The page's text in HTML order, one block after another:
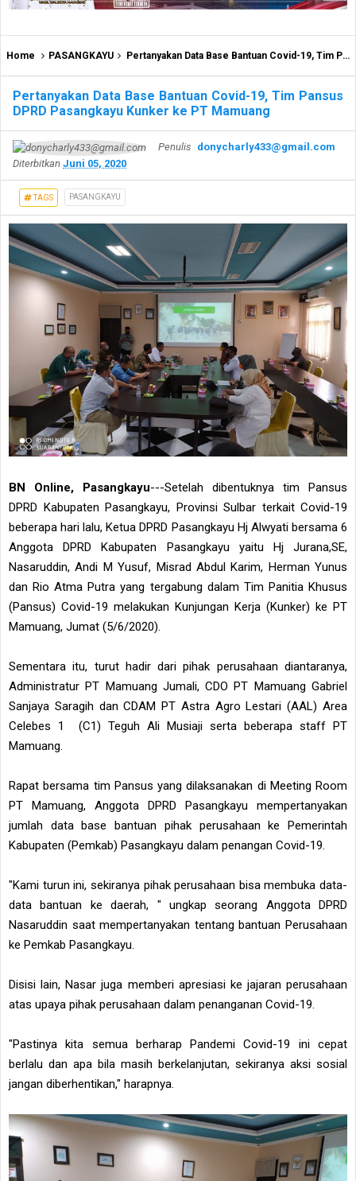
Home PASANGKAYU Pertanyakan Data Base Bantuan Covid-19, Tim Pansus DPRD Pasangkayu Kunker ke PT Mamuang
Pertanyakan Data Base Bantuan Covid-19, Tim Pansus
DPRD Pasangkayu Kunker ke PT Mamuang
Penulis donycharly433@gmail.com
Diterbitkan Juni 05, 2020
TAGS PASANGKAYU
BN Online, Pasangkayu---Setelah dibentuknya tim Pansus
DPRD Kabupaten Pasangkayu, Provinsi Sulbar terkait Covid-19
beberapa hari lalu, Ketua DPRD Pasangkayu Hj Alwyati bersama 6
Anggota DPRD Kabupaten Pasangkayu yaitu Hj Jurana,SE,
Nasaruddin, Andi M Yusuf, Misrad Abdul Karim, Herman Yunus
dan Rio Atma Putra yang tergabung dalam Tim Panitia Khusus
(Pansus) Covid-19 melakukan Kunjungan Kerja (Kunker) ke PT
Mamuang, Jumat (5/6/2020).
Sementara itu, turut hadir dari pihak perusahaan diantaranya,
Administratur PT Mamuang Jumali, CDO PT Mamuang Gabriel
Sanjaya Saragih dan CDAM PT Astra Agro Lestari (AAL) Area
Celebes 1 (C1) Teguh Ali Musiaji serta beberapa staff PT
Mamuang.
Rapat bersama tim Pansus yang dilaksanakan di Meeting Room
PT Mamuang, Anggota DPRD Pasangkayu mempertanyakan
jumlah data base bantuan pihak perusahaan ke Pemerintah
Kabupaten (Pemkab) Pasangkayu dalam penangan Covid-19.
"Kami turun ini, sekiranya pihak perusahaan bisa membuka data-
data bantuan ke daerah, " ungkap seorang Anggota DPRD
Nasaruddin saat mempertanyakan tentang bantuan Perusahaan
ke Pemkab Pasangkayu.
Disisi lain, Nasar juga memberi apresiasi ke jajaran perusahaan
atas upaya pihak perusahaan dalam penanganan Covid-19.
"Pastinya kita semua berharap Pandemi Covid-19 ini cepat
berlalu dan apa bila masih berkelanjutan, sekiranya aksi sosial
jangan diberhentikan," harapnya.